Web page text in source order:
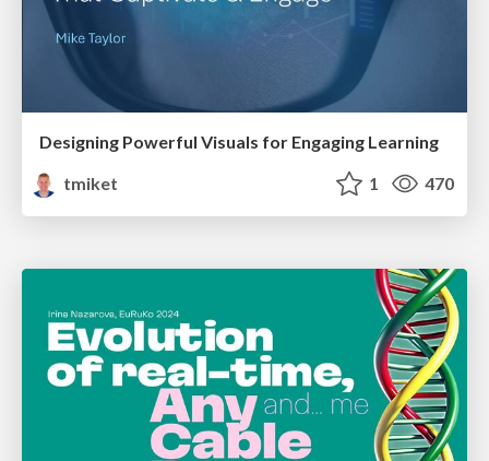
Designing Powerful Visuals for Engaging Learning
tmiket
1 470